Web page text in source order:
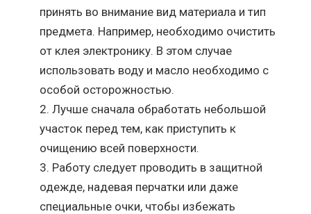
принять во внимание вид материала и тип
предмета. Например, необходимо очистить
от клея электронику. В этом случае
использовать воду и масло необходимо с
особой осторожностью.
Лучше сначала обработать небольшой
участок перед тем, как приступить к
очищению всей поверхности.
Работу следует проводить в защитной
одежде, надевая перчатки или даже
специальные очки, чтобы избежать